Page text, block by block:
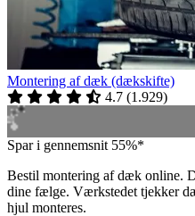
Montering af dæk (dækskifte)
4.7 (1.929)
Spar i gennemsnit 55%*
Bestil montering af dæk online.
dine fælge. Værkstedet tjekker
hjul monteres.